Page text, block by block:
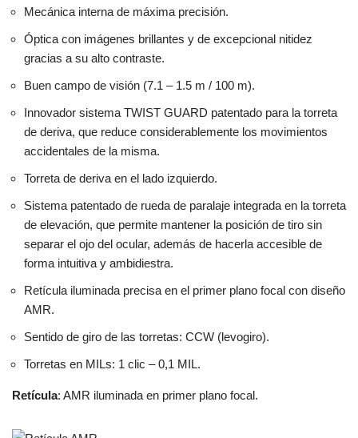
Mecánica interna de máxima precisión.
Óptica con imágenes brillantes y de excepcional nitidez
gracias a su alto contraste.
Buen campo de visión (7.1 – 1.5 m / 100 m).
Innovador sistema TWIST GUARD patentado para la torreta
de deriva, que reduce considerablemente los movimientos
accidentales de la misma.
Torreta de deriva en el lado izquierdo.
Sistema patentado de rueda de paralaje integrada en la torreta
de elevación, que permite mantener la posición de tiro sin
separar el ojo del ocular, además de hacerla accesible de
forma intuitiva y ambidiestra.
Retícula iluminada precisa en el primer plano focal con diseño
AMR.
Sentido de giro de las torretas: CCW (levogiro).
Torretas en MILs: 1 clic – 0,1 MIL.
Retícula: AMR iluminada en primer plano focal.